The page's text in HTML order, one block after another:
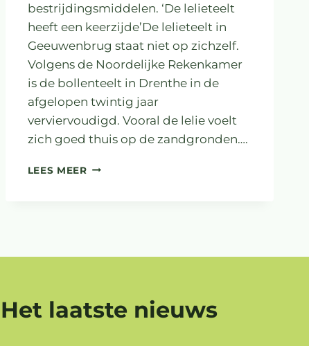
bestrijdingsmiddelen. ‘De lelieteelt
heeft een keerzijde’De lelieteelt in
Geeuwenbrug staat niet op zichzelf.
Volgens de Noordelijke Rekenkamer
is de bollenteelt in Drenthe in de
afgelopen twintig jaar
verviervoudigd. Vooral de lelie voelt
zich goed thuis op de zandgronden….
LEES MEERDAGBLAD
Het laatste nieuws